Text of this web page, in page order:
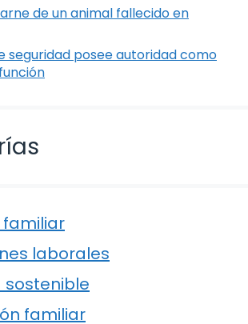
de un animal fallecido en
seguridad posee autoridad como
laborales
sostenible
familiar